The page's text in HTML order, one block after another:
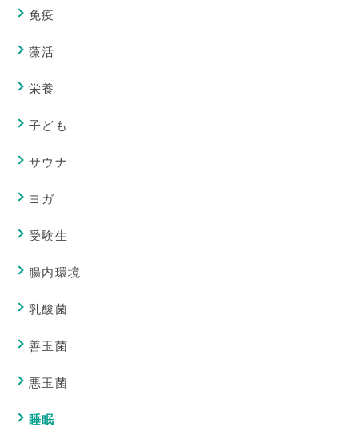
免疫
藻活
栄養
子ども
サウナ
ヨガ
受験生
腸内環境
乳酸菌
善玉菌
悪玉菌
睡眠